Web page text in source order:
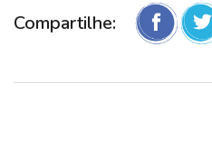
Compartilhe: